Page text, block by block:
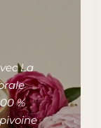
La
%